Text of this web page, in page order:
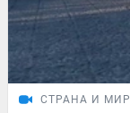
СТРАНА И МИР